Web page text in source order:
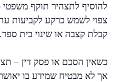
להוסיף לתצהיר תוקף משפטי
צפוי לשמש כרקע לקביעות
קבלת קצבה או שינוי בית ספר.
כשאין הסכם או פסק דין –
אך לא מבטיח שמידע בו